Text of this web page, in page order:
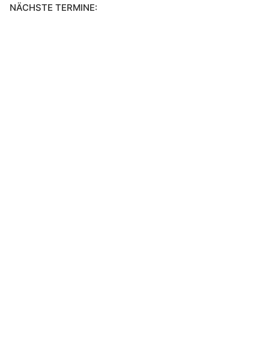
NÄCHSTE TERMINE: